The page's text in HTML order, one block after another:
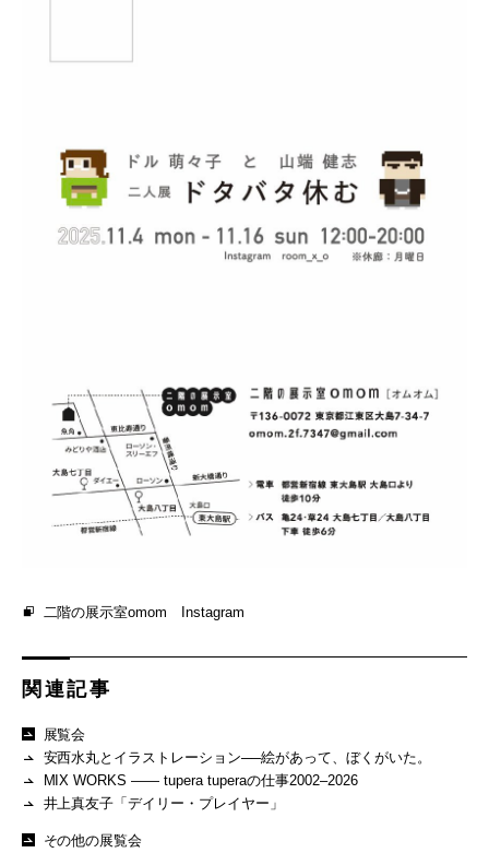
二階の展示室omom Instagram
関連記事
展覧会
安西水丸とイラストレーション──絵があって、ぼくがいた。
MIX WORKS —— tupera tuperaの仕事2002–2026
井上真友子「デイリー・プレイヤー」
その他の展覧会